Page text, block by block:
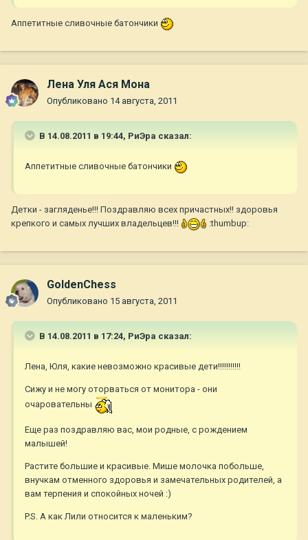
Аппетитные сливочные батончики
Лена Уля Ася Мона
Опубликовано 14 августа, 2011
В 14.08.2011 в 19:44, РиЭра сказал:
Аппетитные сливочные батончики
Детки - загляденье!!! Поздравляю всех причастных!! здоровья
крепкого и самых лучших владельцев!!!
:thumbup:
GoldenChess
Опубликовано 15 августа, 2011
В 14.08.2011 в 17:24, РиЭра сказал:
Лена, Юля, какие невозможно красивые дети!!!!!!!!!!!
Сижу и не могу оторваться от монитора - они
очаровательны
Еще раз поздравляю вас, мои родные, с рождением
малышей!
Растите большие и красивые. Мише молочка побольше,
внучкам отменного здоровья и замечательных родителей, а
вам терпения и спокойных ночей :)
P.S. А как Лили относится к маленьким?